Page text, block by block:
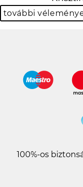
további
100%-os